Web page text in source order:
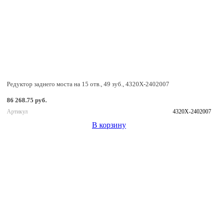
Редуктор заднего моста на 15 отв., 49 зуб., 4320Х-2402007
86 268.75 руб.
Артикул 4320Х-2402007
В корзину